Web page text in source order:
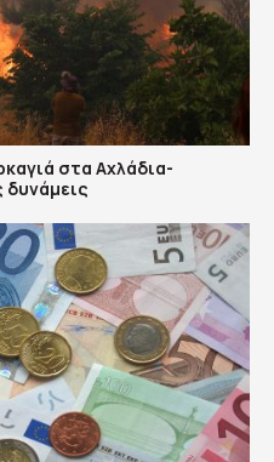
στα Αχλάδια-